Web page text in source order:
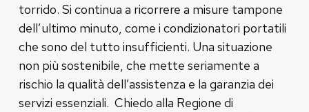
torrido. Si continua a ricorrere a misure tampone
dell’ultimo minuto, come i condizionatori portatili
che sono del tutto insufficienti. Una situazione
non più sostenibile, che mette seriamente a
rischio la qualità dell’assistenza e la garanzia dei
servizi essenziali. Chiedo alla Regione di